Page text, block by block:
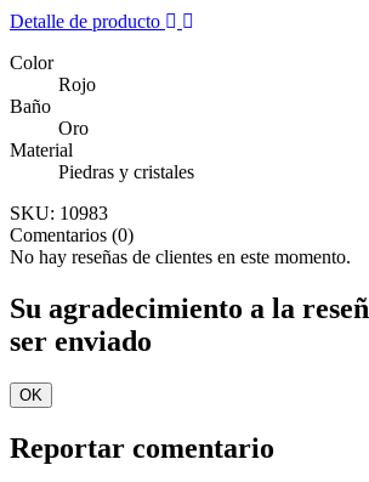
Detalle de producto
Color
Rojo
Baño
Oro
Material
Piedras y cristales
SKU: 10983
Comentarios (0)
No hay reseñas de clientes en este momento.
Su agradecimiento a la
ser enviado
OK
Reportar comentario